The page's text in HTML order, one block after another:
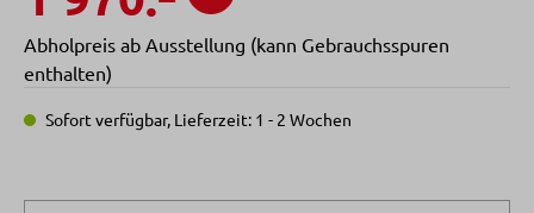
Abholpreis ab Ausstellung (kann Gebrauchsspuren
enthalten)
Sofort verfügbar, Lieferzeit: 1 - 2 Wochen